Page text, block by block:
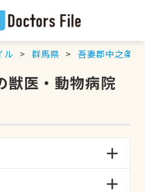
ル 群馬県 吾妻郡中之条町
獣医・動物病院